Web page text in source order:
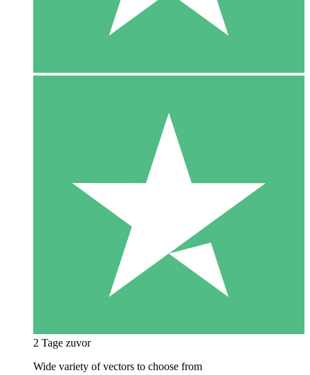
2 Tage zuvor
Wide variety of vectors to choose from